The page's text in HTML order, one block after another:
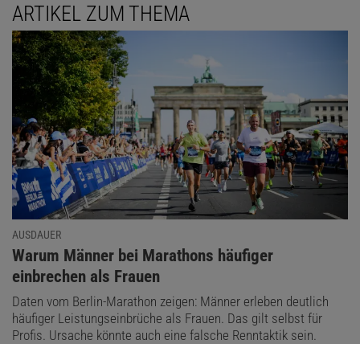
ARTIKEL ZUM THEMA
AUSDAUER
:
Warum Männer bei Marathons häufiger
einbrechen als Frauen
Daten vom Berlin-Marathon zeigen: Männer erleben deutlich
häufiger Leistungseinbrüche als Frauen. Das gilt selbst für
Profis. Ursache könnte auch eine falsche Renntaktik sein.